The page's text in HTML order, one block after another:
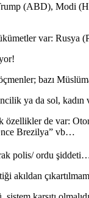
(ABD),
var:
bazı
ya da sol, kadın
özellikler de var:
Brezilya” vb…
polis/ ordu
akıldan